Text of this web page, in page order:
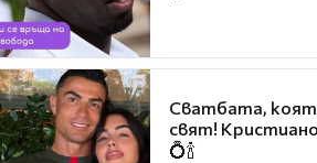
Сватбата,
свят!
💍🍾